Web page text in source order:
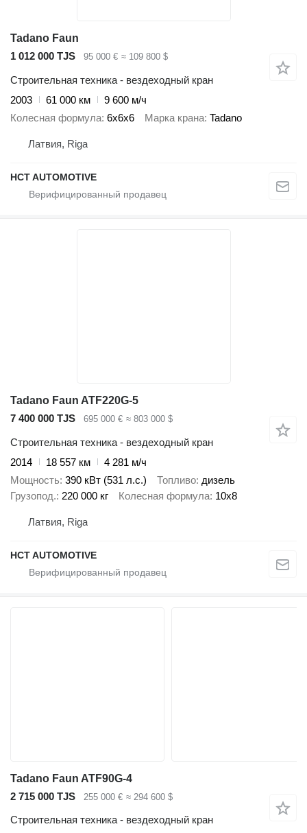
Tadano Faun
1 012 000 TJS
95 000 € ≈ 109 800 $
Строительная техника - вездеходный кран
2003
61 000 км
9 600 м/ч
Колесная формула 6x6x6 Марка крана Tadano
Латвия, Riga
HCT AUTOMOTIVE
Tadano Faun ATF220G-5
7 400 000 TJS
695 000 € ≈ 803 000 $
Строительная техника - вездеходный кран
2014
18 557 км
4 281 м/ч
Мощность 390 кВт (531 л.с.) Топливо дизель
Грузопод. 220 000 кг Колесная формула 10x8
Латвия, Riga
HCT AUTOMOTIVE
Tadano Faun ATF90G-4
2 715 000 TJS
255 000 € ≈ 294 600 $
Строительная техника - вездеходный кран